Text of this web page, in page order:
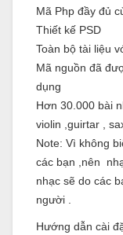
Mã Php đầy đủ
Thiết kế PSD
Toàn bộ tài liệu
Mã nguồn đã
dụng
Hơn 30.000 bài
violin ,guirtar ,
Note: Vì không
các bạn ,nên
nhạc sẽ do các
người .
Hướng dẫn cài